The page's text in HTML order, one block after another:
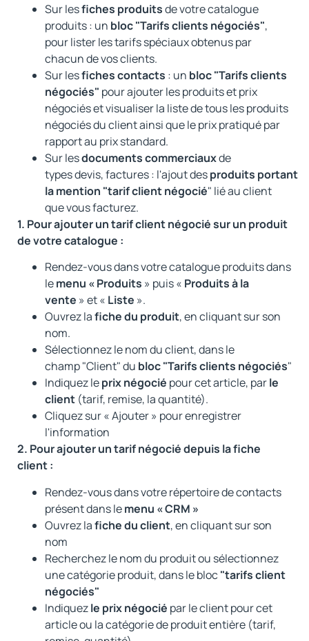
Sur lesfiches produitsde votre catalogue
produits : un bloc "Tarifs clients négociés",
pour lister les tarifs spéciaux obtenus par
chacun de vos clients.
Sur lesfiches contacts : un bloc "Tarifs clients
négociés" pour ajouter les produits et prix
négociés et visualiser la liste de tous les produits
négociés du client ainsi que le prix pratiqué par
rapport au prix standard.
Sur lesdocuments commerciauxde
types devis, factures : l'ajout desproduits portant
la mention "tarif client négocié" lié au client
que vous facturez.
1. Pour ajouter un tarif client négocié sur un produit
de votre catalogue :
Rendez-vous dans votre catalogue produits dans
lemenu « Produits » puis « Produits à la
vente » et « Liste ».
Ouvrez lafiche du produit, en cliquant sur son
nom.
Sélectionnez le nom du client, dans le
champ "Client" du bloc "Tarifs clients négociés"
Indiquez leprix négocié pour cet article, parle
client (tarif, remise, la quantité).
Cliquez sur « Ajouter » pour enregistrer
l'information
2. Pour ajouter un tarif négocié depuis la fiche
client :
Rendez-vous dans votre répertoire de contacts
présent dans lemenu « CRM »
Ouvrez lafiche du client, en cliquant sur son
nom
Recherchez le nom du produit ou sélectionnez
une catégorie produit, dans le bloc"tarifs client
négociés"
Indiquezle prix négocié par le client pour cet
article ou la catégorie de produit entière (tarif,